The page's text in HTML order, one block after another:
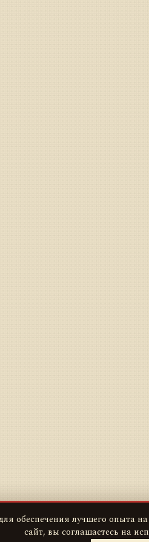
обеспечения лучшего опыта
сайт, вы соглашаетесь на